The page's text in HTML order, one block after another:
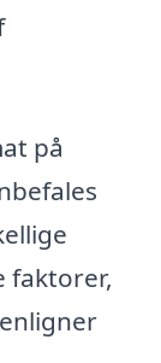
på
faktorer,